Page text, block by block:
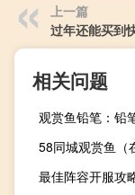
上一篇
过年还能买到
相关问题
观赏鱼铅笔：铅
58同城观赏鱼（
最佳阵容开服攻